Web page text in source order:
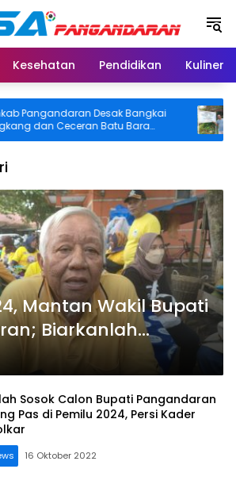
Kesehatan Pendidikan Kuliner
Desak Bangkai
dan Ceceran Batu Bara
Soroti Buruknya
BPN
SHM
Usut
Mantan Wakil Bupati
Biarkanlah
Mengalir
Sosok Calon Bupati Pangandaran
Pas di Pemilu 2024, Persi Kader
16 Oktober 2022